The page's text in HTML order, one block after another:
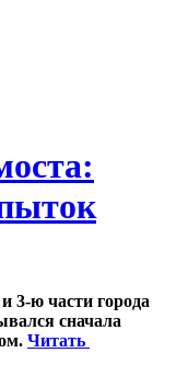
3-ю части города
сначала
Читать